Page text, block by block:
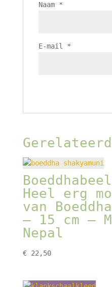
Naam *
E-mail *
Heel erg
van
– 15 cm –
Nepal
€22,50